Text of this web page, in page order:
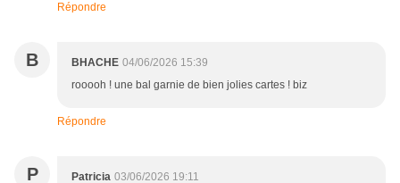
Répondre
B BHACHE 04/06/2026 15:39
rooooh ! une bal garnie de bien jolies cartes ! biz
Répondre
P Patricia 03/06/2026 19:11